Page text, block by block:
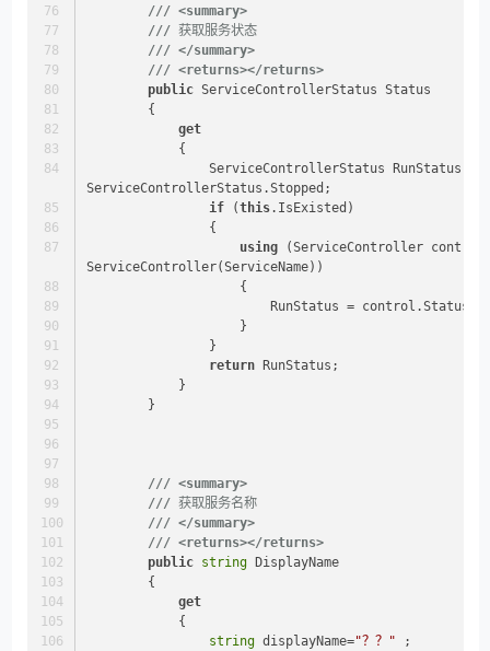
/// <summary>
/// 获取服务状态
/// </summary>
/// <returns></returns>
public ServiceControllerStatus Status
        {
get
            {
ServiceControllerStatus.Stopped;
if (this.IsExisted)
                {
using (ServiceController
ServiceController(ServiceName))
                    {
                        RunStatus = control.Status;
                    }
                }
return RunStatus;
            }
        }
/// <summary>
/// 获取服务名称
/// </summary>
/// <returns></returns>
public string DisplayName
        {
get
            {
string displayName="？？" ;